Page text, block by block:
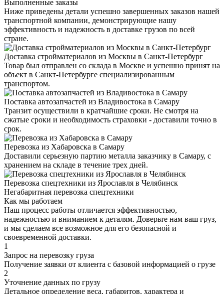
Выполненные заказы
Ниже приведены детали успешно завершенных заказов нашей
транспортной компании, демонстрирующие нашу
эффективность и надежность в доставке грузов по всей
стране.
Доставка стройматериалов из Москвы в Санкт-Петербург
Товар был отправлен со склада в Москве и успешно принят на
объект в Санкт-Петербурге специализированным
транспортом.
Поставка автозапчастей из Владивостока в Самару
Транзит осуществили в кратчайшие сроки. Не смотря на
сжатые сроки и необходимость страховки - доставили точно в
срок.
Перевозка из Хабаровска в Самару
Доставили серьезную партию металла заказчику в Самару, с
хранением на складе в течение трех дней.
Перевозка спецтехники из Ярославля в Челябинск
Негабаритная перевозка спецтехники
Как мы работаем
Наш процесс работы отличается эффективностью,
надежностью и вниманием к деталям. Доверьте нам ваш груз,
и мы сделаем все возможное для его безопасной и
своевременной доставки.
1
Запрос на перевозку груза
Получение заявки от клиента с базовой информацией о грузе
2
Уточнение данных по грузу
Детальное определение веса, габаритов, характера и